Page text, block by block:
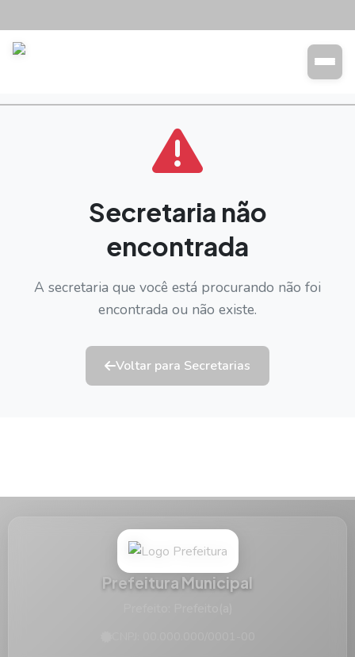
Secretaria não
encontrada
A secretaria que você está procurando não foi
encontrada ou não existe.
Voltar para Secretarias
Prefeitura Municipal